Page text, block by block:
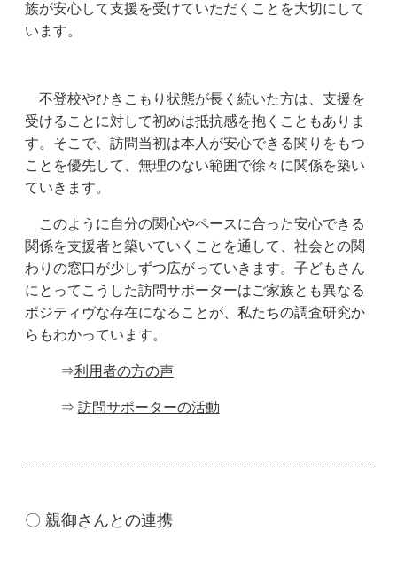
族が安心して支援を受けていただくことを大切にして
います。
不登校やひきこもり状態が長く続いた方は、支援を
受けることに対して初めは抵抗感を抱くこともありま
す。そこで、訪問当初は本人が安心できる関りをもつ
ことを優先して、無理のない範囲で徐々に関係を築い
ていきます。
このように自分の関心やペースに合った安心できる
関係を支援者と築いていくことを通して、社会との関
わりの窓口が少しずつ広がっていきます。子どもさん
にとってこうした訪問サポーターはご家族とも異なる
ポジティヴな存在になることが、私たちの調査研究か
らもわかっています。
⇒利用者の方の声
⇒ 訪問サポーターの活動
〇 親御さんとの連携